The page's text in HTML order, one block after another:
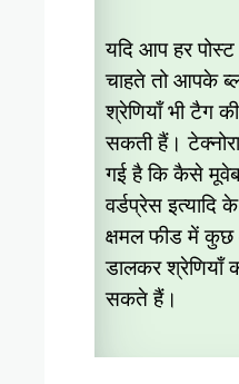
यदि आप हर
चाहते तो आपके
श्रेणियाँ भी टैग
सकती हैं।
गई है कि कैसे
वर्डप्रेस इत्यादि
क्षमल फीड में कुछ
डालकर श्रेणियाँ
सकते हैं।